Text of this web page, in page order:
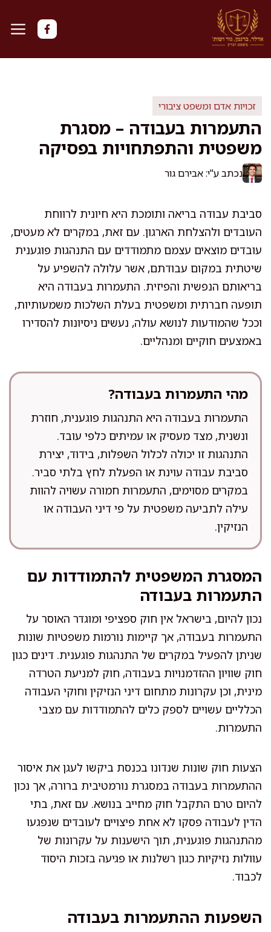
לדלג
לתוכן
זכויות אדם ומשפט ציבורי
התעמרות בעבודה – מסגרת
משפטית והתפתחויות בפסיקה
נכתב ע"י: אבירם גור
סביבת עבודה בריאה ותומכת היא חיונית לרווחת
העובדים ולהצלחת הארגון. עם זאת, במקרים לא מעטים,
עובדים מוצאים עצמם מתמודדים עם התנהגות פוגענית
שיטתית במקום עבודתם, אשר עלולה להשפיע על
בריאותם הנפשית והפיזית. התעמרות בעבודה היא
תופעה חברתית ומשפטית בעלת השלכות משמעותיות,
וככל שהמודעות לנושא עולה, נעשים ניסיונות להסדירו
באמצעים חוקיים ומנהליים.
מהי התעמרות בעבודה?
התעמרות בעבודה היא התנהגות פוגענית, חוזרת
ונשנית, מצד מעסיק או עמיתים כלפי עובד.
התנהגות זו יכולה לכלול השפלות, בידוד, יצירת
סביבת עבודה עוינת או הפעלת לחץ בלתי סביר.
במקרים מסוימים, התעמרות חמורה עשויה להוות
עילה לתביעה משפטית על פי דיני העבודה או
הנזיקין.
המסגרת המשפטית להתמודדות עם
התעמרות בעבודה
נכון להיום, בישראל אין חוק ספציפי ומוגדר האוסר על
התעמרות בעבודה, אך קיימות נורמות משפטיות שונות
שניתן להפעיל במקרים של התנהגות פוגענית. דינים כגון
חוק שוויון ההזדמנויות בעבודה, חוק למניעת הטרדה
מינית, וכן עקרונות מתחום דיני הנזיקין וחוקי העבודה
הכלליים עשויים לספק כלים להתמודדות עם מצבי
התעמרות.
הצעות חוק שונות שנדונו בכנסת ביקשו לעגן את איסור
ההתעמרות בעבודה במסגרת נורמטיבית ברורה, אך נכון
להיום טרם התקבל חוק מחייב בנושא. עם זאת, בתי
הדין לעבודה פסקו לא אחת פיצויים לעובדים שנפגעו
מהתנהגות פוגענית, תוך הישענות על עקרונות של
עוולות נזיקיות כגון רשלנות או פגיעה בזכות היסוד
לכבוד.
השפעות ההתעמרות בעבודה